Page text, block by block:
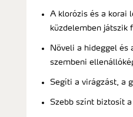
A klorózis és a korai
küzdelemben játszik
Növeli a hideggel és
szembeni
Segíti a virágzást, a
Szebb színt biztosít